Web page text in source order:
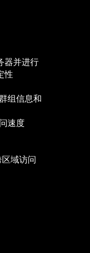
器并进行
性
组信息和
速度
域访问